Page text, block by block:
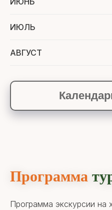
ИЮЛЬ
АВГУСТ
Программа
Программа экскурсии на